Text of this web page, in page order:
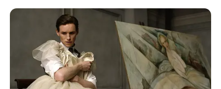
CÁMARAS SALVAVIDAS
Bogotá estrenará nuevas
cámaras de fotomultas:
así estarán ubicadas